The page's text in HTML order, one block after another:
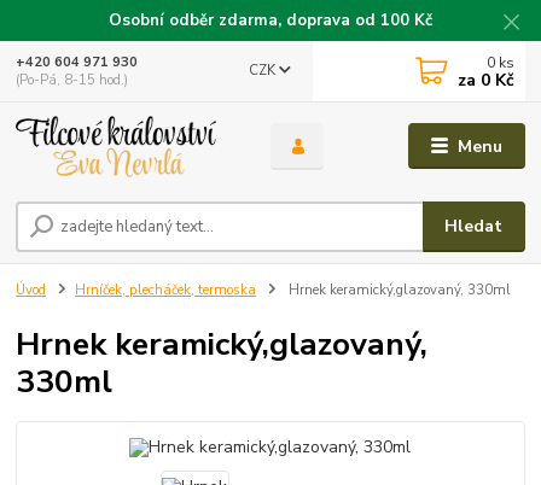
Osobní odběr zdarma, doprava od 100 Kč
Menu
CZK
Hledat
+420 604 971 930
(Po-Pá, 8-15 hod.)
0 ks
za 0 Kč
Úvod Hrníček, plecháček, termoska Hrnek keramický,glazovaný, 330ml
Hrnek keramický,glazovaný,
330ml